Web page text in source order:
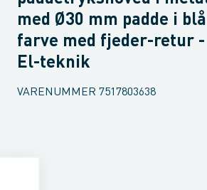
med Ø30 mm padde i blå
farve med fjeder-retur -
El-teknik
VARENUMMER 7517803638